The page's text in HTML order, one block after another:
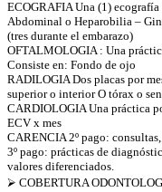
ECOGRAFIA Una (1)
Abdominal o Heparobilia –
(tres durante el embarazo)
OFTALMOLOGIA : Una
Consiste en: Fondo de ojo
RADILOGIA Dos placas por
superior o interior O tórax o
CARDIOLOGIA Una práctica
ECV x mes
CARENCIA 2º pago:
3º pago: prácticas de
valores diferenciados.
⮚ COBERTURA